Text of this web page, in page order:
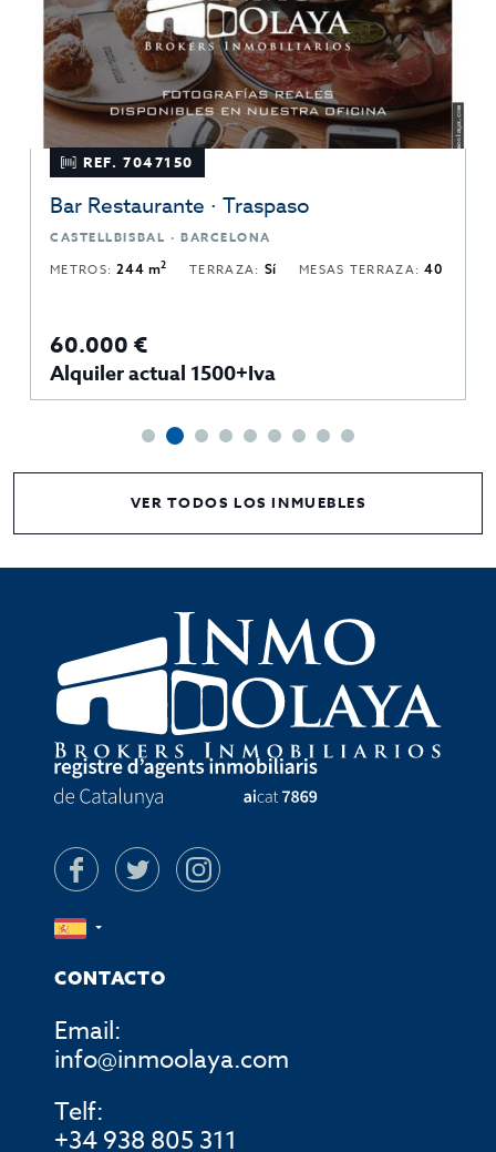
REF. 7047150
Bar Restaurante · Traspaso
CASTELLBISBAL · BARCELONA
METROS:244 m2 TERRAZA: Sí MESAS TERRAZA:40
60.000 €
Alquiler actual 1500+Iva
VER TODOS LOS INMUEBLES
CONTACTO
Email:
info@inmoolaya.com
Telf:
+34 938 805 311